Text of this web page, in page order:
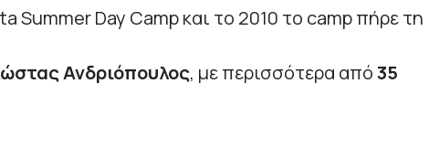
Summer Day Camp και το 2010 το camp πήρε τη
Ανδριόπουλος, με περισσότερα από35